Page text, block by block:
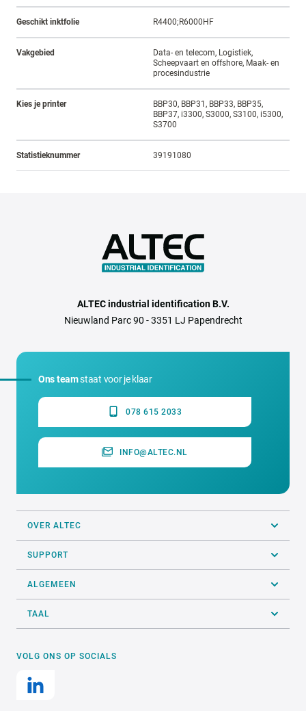
Geschikt inktfolie R4400;R6000HF
Vakgebied
Data- en telecom, Logistiek,
Scheepvaart en offshore, Maak- en
procesindustrie
Kies je printer
BBP30, BBP31, BBP33, BBP35,
BBP37, i3300, S3000, S3100, i5300,
S3700
Statistieknummer 39191080
ALTEC industrial identification B.V.
Nieuwland Parc 90 - 3351 LJ Papendrecht
Ons teamstaat voor je klaar
078 615 2033
INFO@ALTEC.NL
OVER ALTEC
SUPPORT
ALGEMEEN
TAAL
VOLG ONS OP SOCIALS